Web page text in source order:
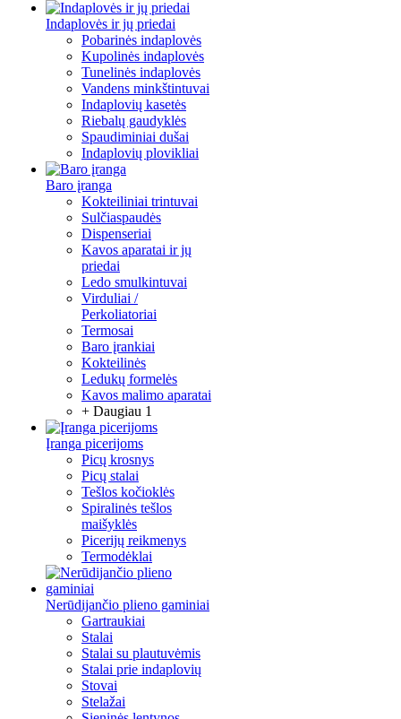
Indaplovės ir jų priedai
Pobarinės indaplovės
Kupolinės indaplovės
Tunelinės indaplovės
Vandens minkštintuvai
Indaplovių kasetės
Riebalų gaudyklės
Spaudiminiai dušai
Indaplovių plovikliai
Baro įranga
Kokteiliniai trintuvai
Sulčiaspaudės
Dispenseriai
Kavos aparatai ir jų
priedai
Ledo smulkintuvai
Virduliai /
Perkoliatoriai
Termosai
Baro įrankiai
Kokteilinės
Ledukų formelės
Kavos malimo aparatai
+ Daugiau 1
Įranga picerijoms
Picų krosnys
Picų stalai
Tešlos kočioklės
Spiralinės tešlos
maišyklės
Picerijų reikmenys
Termodėklai
Nerūdijančio plieno gaminiai
Gartraukiai
Stalai
Stalai su plautuvėmis
Stalai prie indaplovių
Stovai
Stelažai